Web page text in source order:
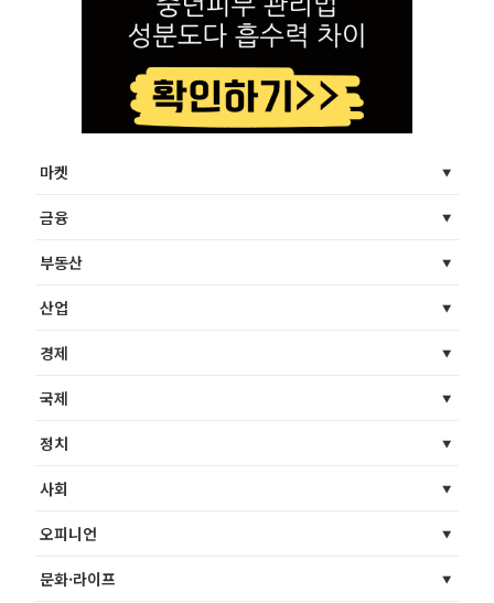
마켓
금융
부동산
산업
경제
국제
정치
사회
오피니언
문화·라이프